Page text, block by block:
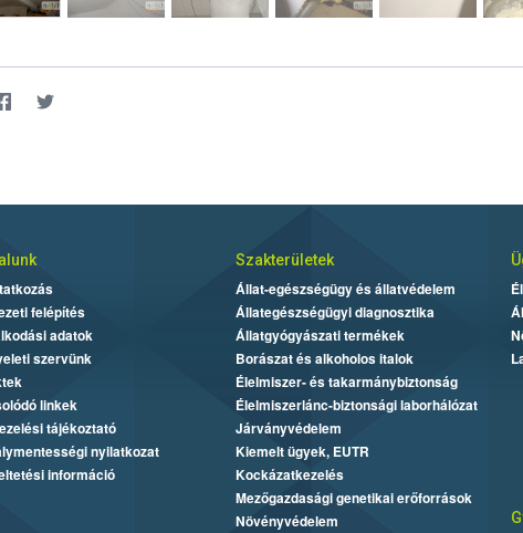
felépítés
adatok
szervünk
linkek
tájékoztató
nyilatkozat
információ
Szakterületek
Állat-egészségügy és állatvédelem
Állategészségügyi diagnosztika
Állatgyógyászati termékek
Borászat és alkoholos italok
Élelmiszer- és takarmánybiztonság
Élelmiszerlánc-biztonsági laborhálózat
Járványvédelem
Kiemelt ügyek, EUTR
Kockázatkezelés
Mezőgazdasági genetikai erőforrások
Növényvédelem